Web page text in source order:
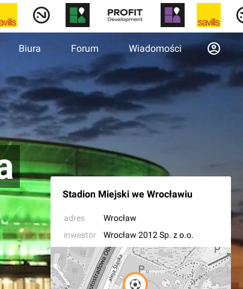
Biura Forum Wiadomości
Stadion Miejski we Wrocławiu
adres
Wrocław
inwestor
Wrocław 2012 Sp. z o.o.